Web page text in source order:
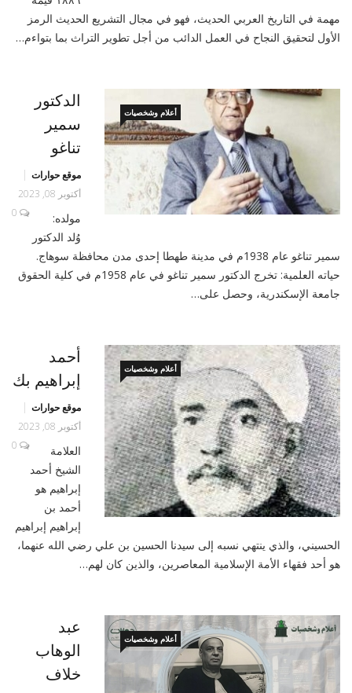
مهمة في التاريخ العربي الحديث، فهو في مجال التشريع الحديث الرمز
الأول لتحقيق النجاح في العمل الدائب من أجل تطوير التراث بما بتواءم…
أعلام وشخصيات
الدكتور
سمير
تناغو
موقع حوارات
أكتوبر 08, 2023
0
مولده:
وُلد الدكتور
سمير تناغو عام 1938م في مدينة طهطا إحدى مدن محافظة سوهاج.
حياته العلمية: تخرج الدكتور سمير تناغو في عام 1958م في كلية الحقوق
جامعة الإسكندرية، وحصل على…
أعلام وشخصيات
أحمد
إبراهيم بك
موقع حوارات
أكتوبر 08, 2023
0
العلامة
الشيخ أحمد
إبراهيم هو
أحمد بن
إبراهيم إبراهيم
الحسيني، والذي ينتهي نسبه إلى سيدنا الحسين بن علي رضي الله عنهما،
هو أحد فقهاء الأمة الإسلامية المعاصرين، والذين كان لهم…
أعلام وشخصيات
عبد
الوهاب
خلاف